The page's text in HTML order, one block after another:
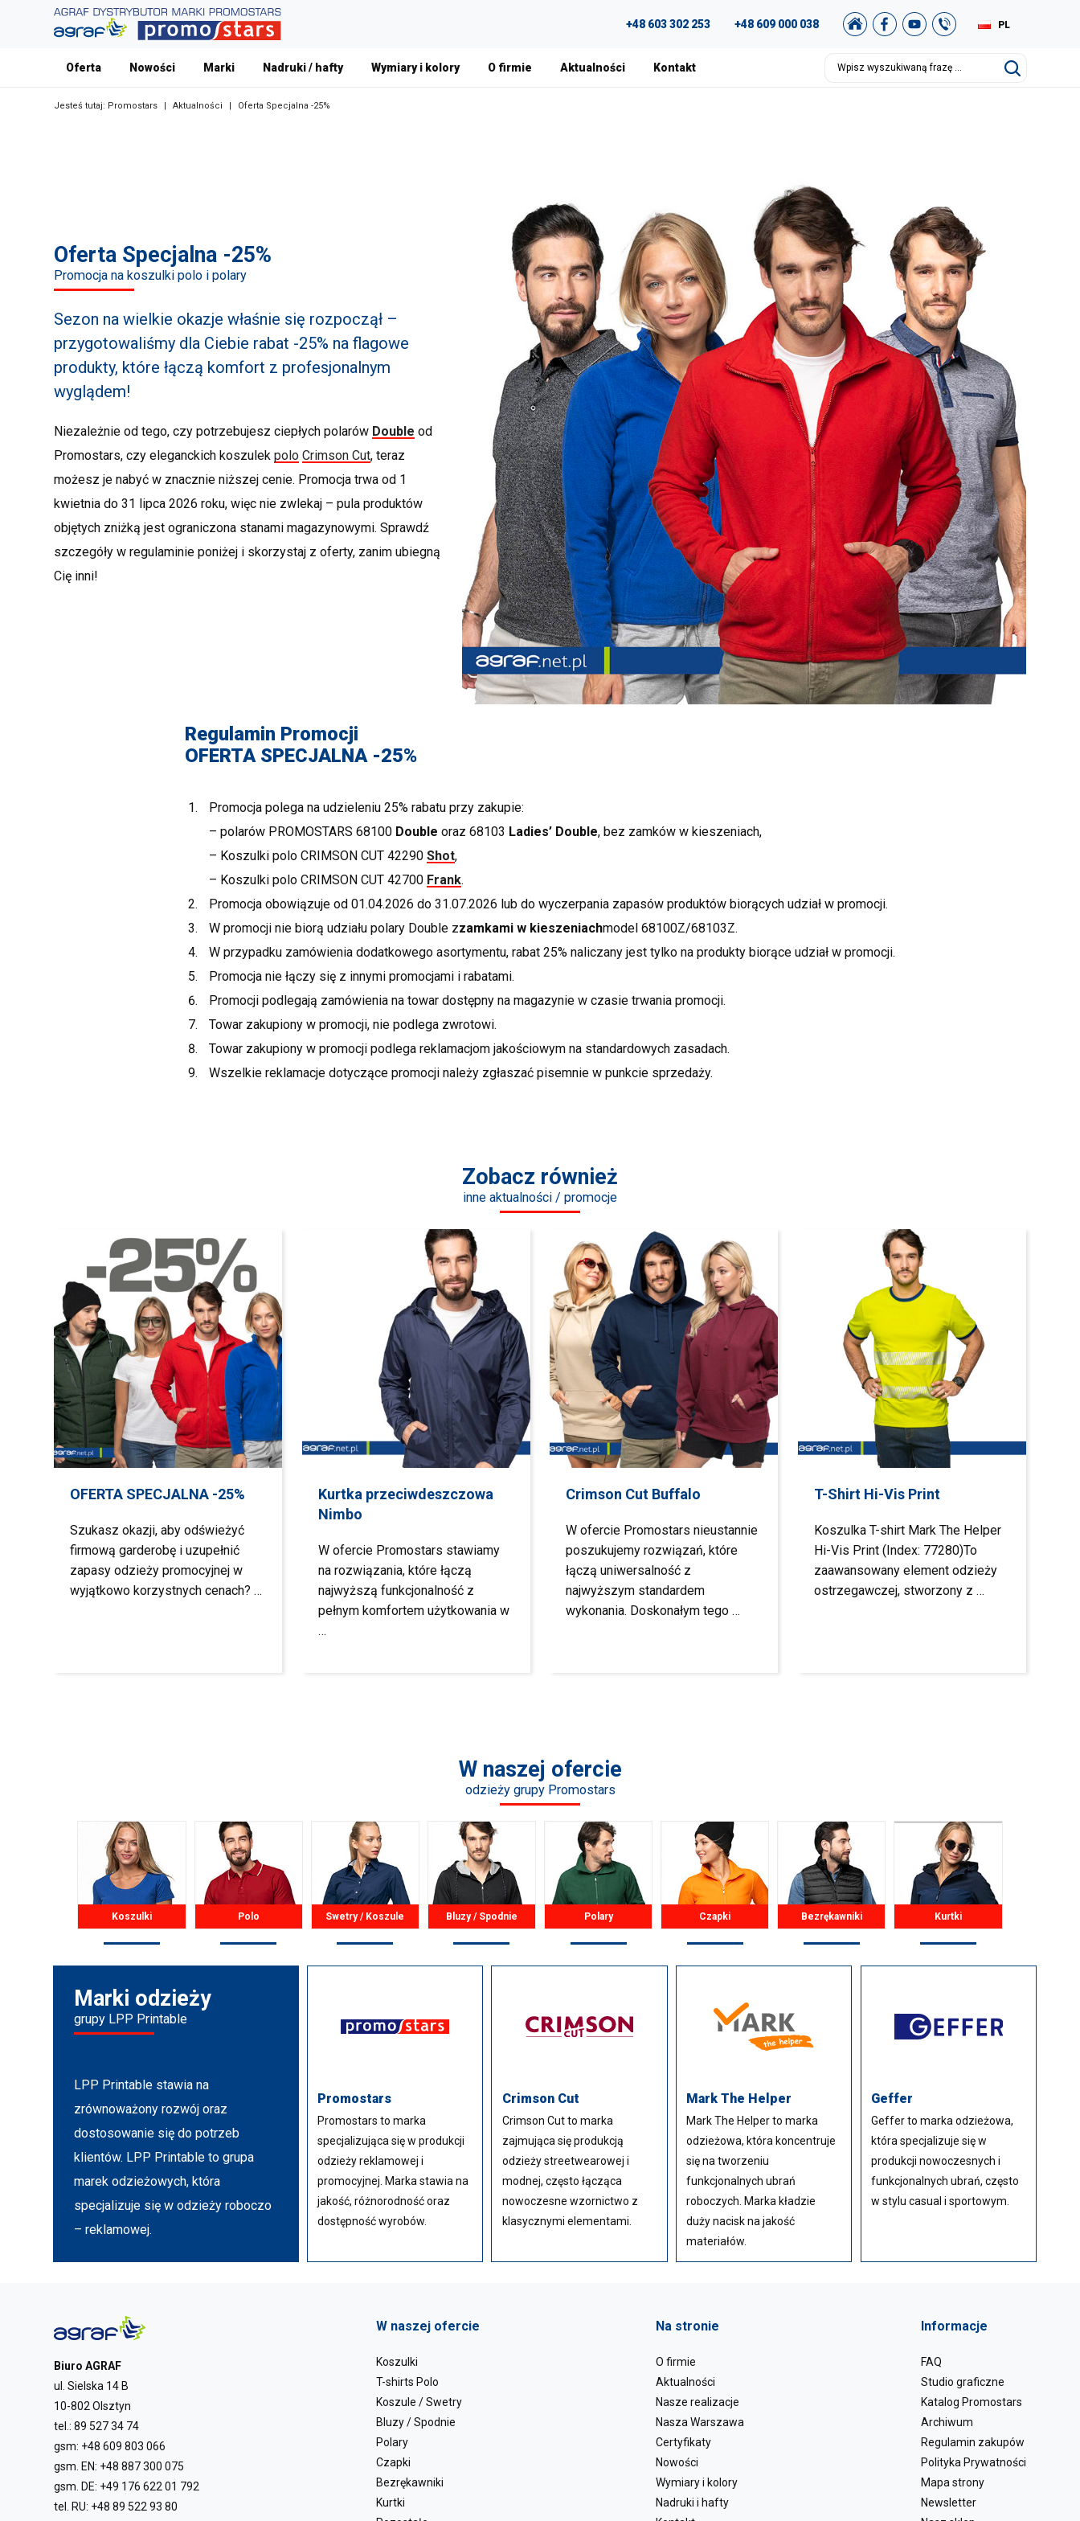
+48 603 302 253 +48 609 000 038 PL
Oferta Nowości Marki Nadruki / hafty Wymiary i kolory O firmie Aktualności Kontakt
Jesteś tutaj: Promostars Aktualności Oferta Specjalna -25%
Oferta Specjalna -25%
Promocja na koszulki polo i polary
Sezon na wielkie okazje właśnie się rozpoczął –
przygotowaliśmy dla Ciebie rabat -25% na flagowe
produkty, które łączą komfort z profesjonalnym
wyglądem!
Niezależnie od tego, czy potrzebujesz ciepłych polarów Double od
Promostars, czy eleganckich koszulekpolo Crimson Cut, teraz
możesz je nabyć w znacznie niższej cenie. Promocja trwa od 1
kwietnia do 31 lipca 2026 roku, więc nie zwlekaj – pula produktów
objętych zniżką jest ograniczona stanami magazynowymi. Sprawdź
szczegóły w regulaminie poniżej i skorzystaj z oferty, zanim ubiegną
Cię inni!
Regulamin Promocji
OFERTA SPECJALNA -25%
Promocja polega na udzieleniu 25% rabatu przy zakupie:
– polarów PROMOSTARS 68100 Double oraz 68103 Ladies’ Double, bez zamków w kieszeniach,
– Koszulki polo CRIMSON CUT 42290 Shot,
– Koszulki polo CRIMSON CUT 42700 Frank.
Promocja obowiązuje od 01.04.2026 do 31.07.2026 lub do wyczerpania zapasów produktów biorących udział w promocji.
W promocji nie biorą udziału polary Double zzamkami w kieszeniachmodel 68100Z/68103Z.
W przypadku zamówienia dodatkowego asortymentu, rabat 25% naliczany jest tylko na produkty biorące udział w promocji.
Promocja nie łączy się z innymi promocjami i rabatami.
Promocji podlegają zamówienia na towar dostępny na magazynie w czasie trwania promocji.
Towar zakupiony w promocji, nie podlega zwrotowi.
Towar zakupiony w promocji podlega reklamacjom jakościowym na standardowych zasadach.
Wszelkie reklamacje dotyczące promocji należy zgłaszać pisemnie w punkcie sprzedaży.
Zobacz również
inne aktualności / promocje
OFERTA SPECJALNA -25%
Szukasz okazji, aby odświeżyć
firmową garderobę i uzupełnić
zapasy odzieży promocyjnej w
wyjątkowo korzystnych cenach? …
Kurtka przeciwdeszczowa
Nimbo
W ofercie Promostars stawiamy
na rozwiązania, które łączą
najwyższą funkcjonalność z
pełnym komfortem użytkowania w
…
Crimson Cut Buffalo
W ofercie Promostars nieustannie
poszukujemy rozwiązań, które
łączą uniwersalność z
najwyższym standardem
wykonania. Doskonałym tego …
T-Shirt Hi-Vis Print
Koszulka T-shirt Mark The Helper
Hi-Vis Print (Index: 77280)To
zaawansowany element odzieży
ostrzegawczej, stworzony z …
W naszej ofercie
odzieży grupy Promostars
Koszulki Polo Swetry / Koszule Bluzy / Spodnie Polary Czapki Bezrękawniki Kurtki
Marki odzieży
grupy LPP Printable
LPP Printable stawia na
zrównoważony rozwój oraz
dostosowanie się do potrzeb
klientów. LPP Printable to grupa
marek odzieżowych, która
specjalizuje się w odzieży roboczo
– reklamowej.
Promostars
Promostars to marka
specjalizująca się w produkcji
odzieży reklamowej i
promocyjnej. Marka stawia na
jakość, różnorodność oraz
dostępność wyrobów.
Crimson Cut
Crimson Cut to marka
zajmująca się produkcją
odzieży streetwearowej i
modnej, często łącząca
nowoczesne wzornictwo z
klasycznymi elementami.
Mark The Helper
Mark The Helper to marka
odzieżowa, która koncentruje
się na tworzeniu
funkcjonalnych ubrań
roboczych. Marka kładzie
duży nacisk na jakość
materiałów.
Geffer
Geffer to marka odzieżowa,
która specjalizuje się w
produkcji nowoczesnych i
funkcjonalnych ubrań, często
w stylu casual i sportowym.
Biuro AGRAF
ul. Sielska 14 B
10-802 Olsztyn
tel.:89 527 34 74
gsm: +48 609 803 066
gsm. EN: +48 887 300 075
gsm. DE: +49 176 622 01 792
tel. RU: +48 89 522 93 80
W naszej ofercie
Koszulki
T-shirts Polo
Koszule / Swetry
Bluzy / Spodnie
Polary
Czapki
Bezrękawniki
Kurtki
Na stronie
O firmie
Aktualności
Nasze realizacje
Nasza Warszawa
Certyfikaty
Nowości
Wymiary i kolory
Nadruki i hafty
Informacje
FAQ
Studio graficzne
Katalog Promostars
Archiwum
Regulamin zakupów
Polityka Prywatności
Mapa strony
Newsletter